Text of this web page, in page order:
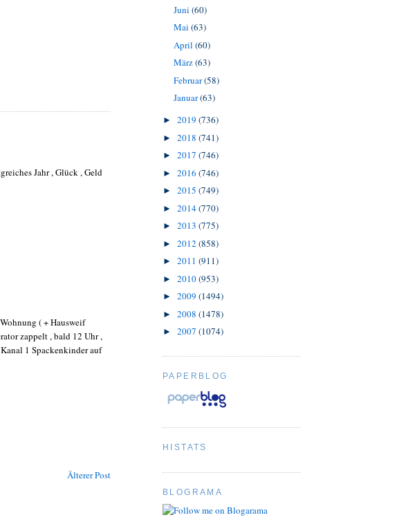
Jahr , Glück , Geld
( + Hausweif
zappelt , bald 12 Uhr ,
1 Spackenkinder auf
Älterer Post
Juni (60)
Mai (63)
April (60)
März(63)
Februar(58)
Januar(63)
► 2019 (736)
► 2018 (741)
► 2017 (746)
► 2016 (746)
► 2015 (749)
► 2014(770)
► 2013 (775)
► 2012 (858)
► 2011 (911)
► 2010(953)
► 2009 (1494)
► 2008 (1478)
► 2007 (1074)
PAPERBLOG
HISTATS
BLOGRAMA